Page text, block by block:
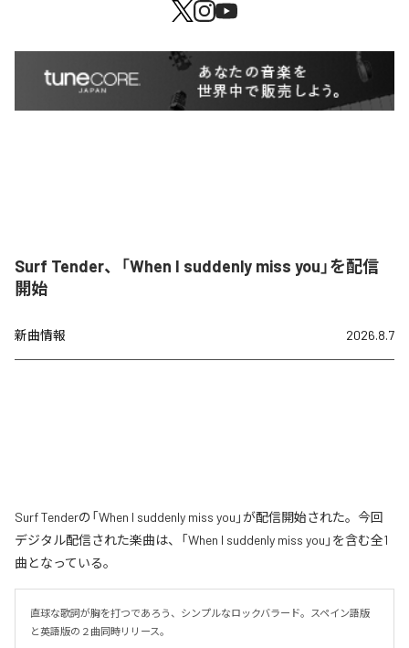
Surf Tender、「When I suddenly miss you」を配信
開始
新曲情報 2026.8.7
Surf Tenderの「When I suddenly miss you」が配信開始された。今回
デジタル配信された楽曲は、「When I suddenly miss you」を含む全1
曲となっている。
直球な歌詞が胸を打つであろう、シンプルなロックバラード。スペイン語版
と英語版の２曲同時リリース。